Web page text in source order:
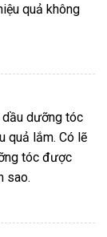
quả không
dưỡng tóc
quả lắm. Có lẽ
tóc được
sao.